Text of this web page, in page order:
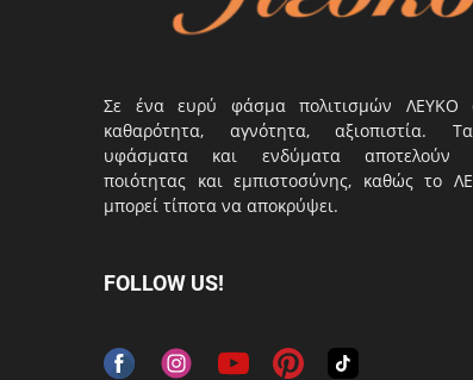
Σε ένα ευρύ φάσμα πολιτισμών ΛΕΥΚΟ
καθαρότητα, αγνότητα, αξιοπιστία.
υφάσματα και ενδύματα αποτελούν
ποιότητας και εμπιστοσύνης, καθώς το
μπορεί τίποτα να αποκρύψει.
FOLLOW US!